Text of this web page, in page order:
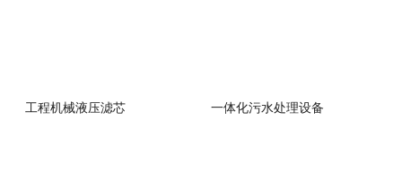
工程机械液压滤芯 一体化污水处理设备